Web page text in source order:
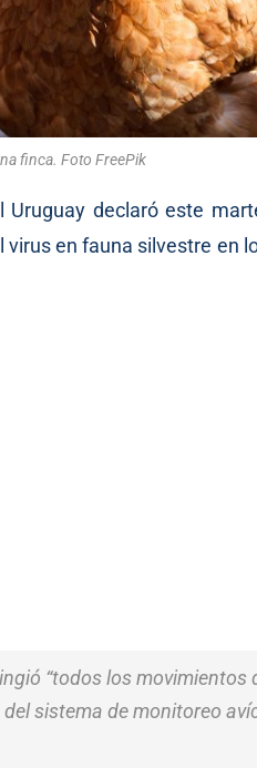
finca. Foto FreePik
declaró este
en fauna silvestre en
“todos los movimientos
sistema de monitoreo